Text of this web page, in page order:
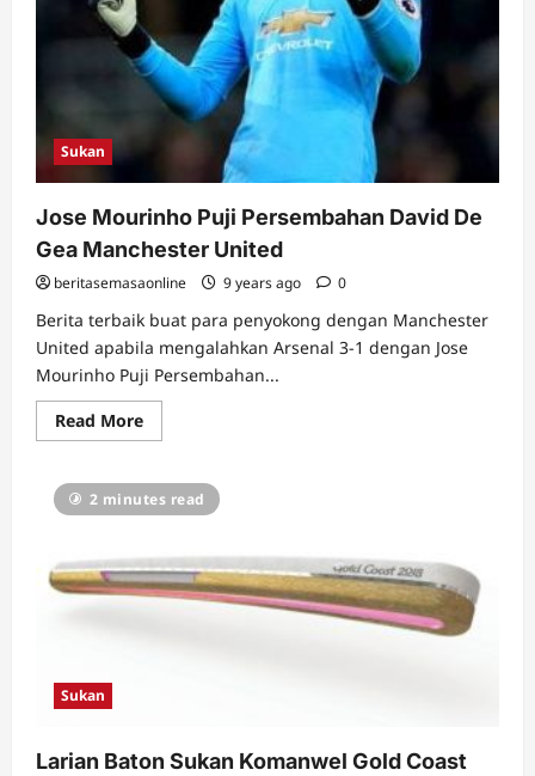
Sukan
Jose Mourinho Puji Persembahan David De
Gea Manchester United
beritasemasaonline 9 years ago 0
Berita terbaik buat para penyokong dengan Manchester
United apabila mengalahkan Arsenal 3-1 dengan Jose
Mourinho Puji Persembahan...
Read MoreRead
more
Mourinho
Puji
Persembahan
De
Gea
Manchester
United
2 minutes read
Sukan
Larian Baton Sukan Komanwel Gold Coast